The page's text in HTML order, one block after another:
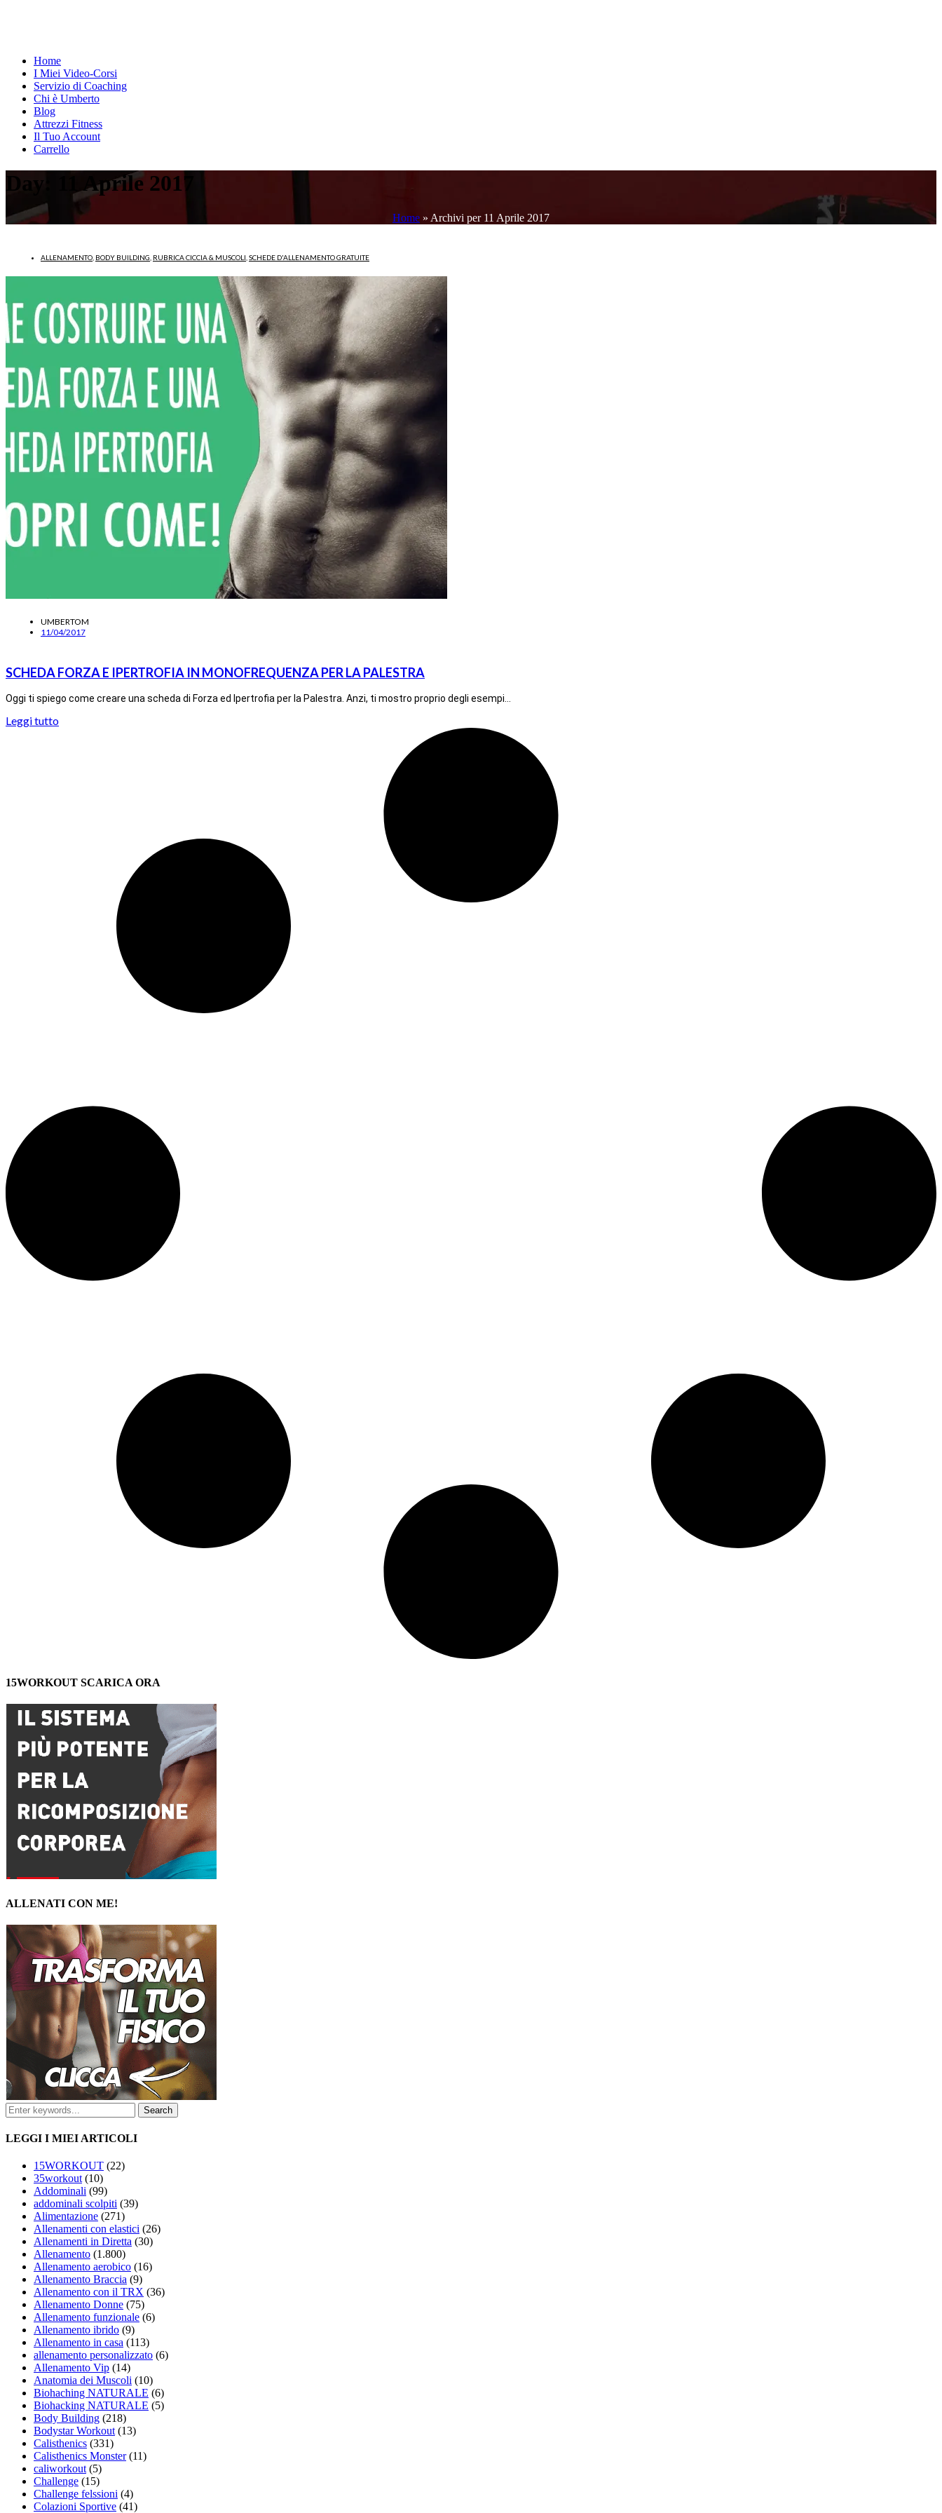
Home
I Miei Video-Corsi
Servizio di Coaching
Chi è Umberto
Blog
Attrezzi Fitness
Il Tuo Account
Carrello
Day: 11 Aprile 2017
Home » Archivi per 11 Aprile 2017
ALLENAMENTO BODY BUILDING RUBRICA CICCIA & MUSCOLI SCHEDE D'ALLENAMENTO GRATUITE
UMBERTOM
11/04/2017
SCHEDA FORZA E IPERTROFIA IN MONOFREQUENZA PER LA PALESTRA
Oggi ti spiego come creare una scheda di Forza ed Ipertrofia per la Palestra. Anzi, ti mostro proprio degli esempi…
Leggi tutto
15WORKOUT SCARICA ORA
ALLENATI CON ME!
LEGGI I MIEI ARTICOLI
15WORKOUT (22)
35workout(10)
Addominali (99)
addominali scolpiti (39)
Alimentazione (271)
Allenamenti con elastici (26)
Allenamenti in Diretta (30)
Allenamento (1.800)
Allenamento aerobico (16)
Allenamento Braccia (9)
Allenamento con il TRX (36)
Allenamento Donne (75)
Allenamento funzionale (6)
Allenamento ibrido (9)
Allenamento in casa (113)
allenamento personalizzato (6)
Allenamento Vip (14)
Anatomia dei Muscoli (10)
Biohaching NATURALE (6)
Biohacking NATURALE (5)
Body Building (218)
Bodystar Workout(13)
Calisthenics (331)
Calisthenics Monster(11)
caliworkout(5)
Challenge (15)
Challenge felssioni (4)
Colazioni Sportive (41)